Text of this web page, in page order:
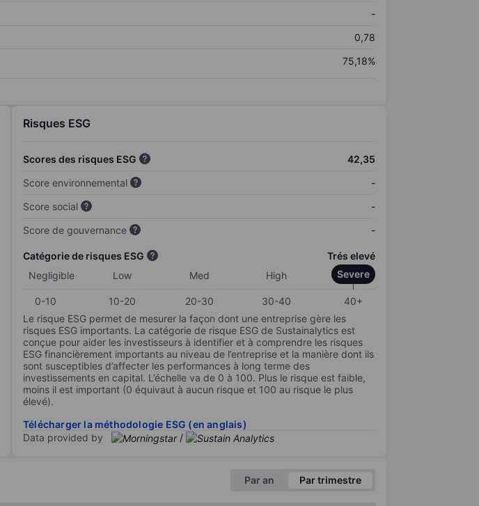
-
0,78
75,18%
Risques ESG
Scores des risques ESG
42,35
Score environnemental
-
Score social
-
Score de gouvernance
-
Catégorie de risques ESG
Trés elevé
Negligible
Low Med High Severe
0-10 10-20 20-30 30-40
40+
Le risque ESG permet de mesurer la façon dont une entreprise gère les
risques ESG importants. La catégorie de risque ESG de Sustainalytics est
conçue pour aider les investisseurs à identifier et à comprendre les risques
ESG financièrement importants au niveau de l’entreprise et la manière dont ils
sont susceptibles d’affecter les performances à long terme des
investissements en capital. L’échelle va de 0 à 100. Plus le risque est faible,
moins il est important (0 équivaut à aucun risque et 100 au risque le plus
élevé).
Télécharger la méthodologie ESG (en anglais)
Data provided by
/
Par an Par trimestre